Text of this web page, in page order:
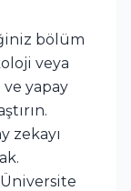
bölüm
veya
yapay
zekayı
Üniversite